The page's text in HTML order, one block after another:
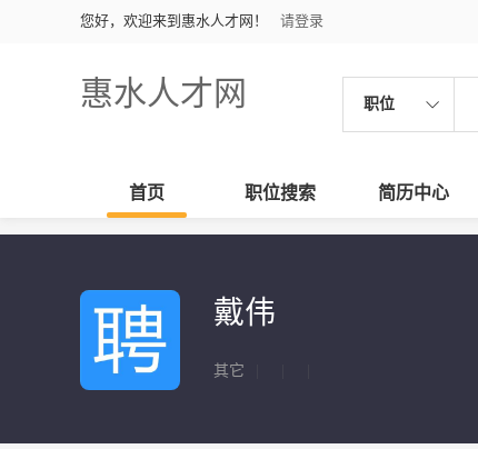
您好，欢迎来到惠水人才网！ 请登录
惠水人才网 职位
首页 职位搜索 简历中心
戴伟
其它